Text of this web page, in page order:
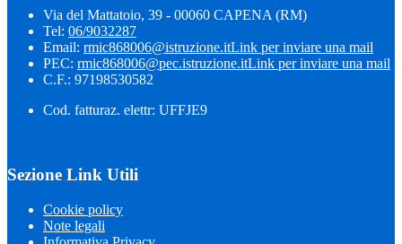
Via del Mattatoio, 39 - 00060 CAPENA (RM)
Tel: 06/9032287
Email: rmic868006@istruzione.itLink per inviare una mail
PEC: rmic868006@pec.istruzione.itLink per inviare una mail
C.F.: 97198530582
Cod. fatturaz. elettr: UFFJE9
Sezione Link Utili
Cookie policy
Note legali